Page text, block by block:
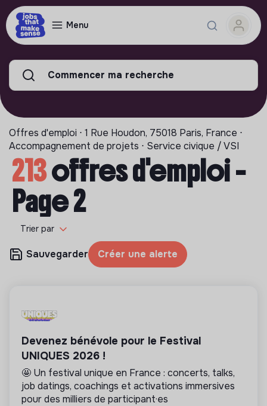
Menu
Commencer ma recherche
Offres d'emploi ⋅ 1 Rue Houdon, 75018 Paris, France ⋅
Accompagnement de projets ⋅ Service civique / VSI
213offres d'emploi -
Page 2
Trier par
Sauvegarder Créer une alerte
Devenez bénévole pour le Festival
UNIQUES 2026 !
🤩 Un festival unique en France : concerts, talks,
job datings, coachings et activations immersives
pour des milliers de participant·es